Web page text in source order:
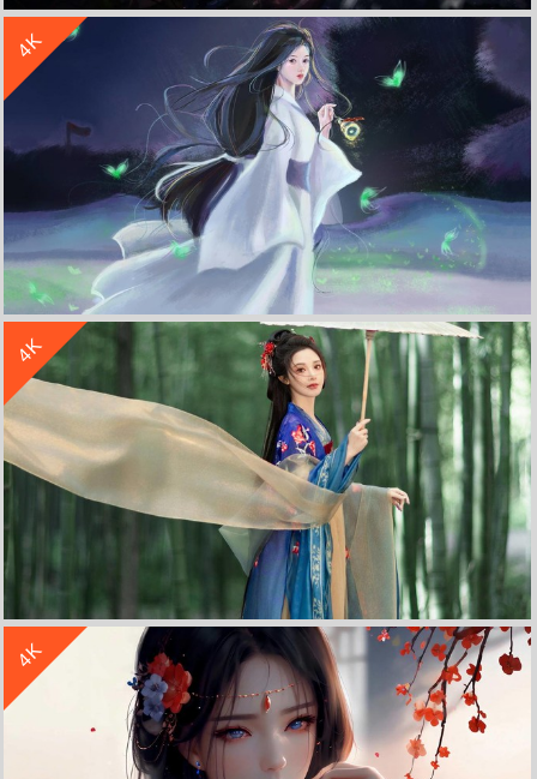
剑网3 女孩 水底 荷花 笼子 3D 4K高清游戏壁纸
4K
巴图BaTu 古装女孩 唯美 古风 蝴蝶 4k 动漫 壁纸
4K
彭小苒 古风 竹林 4k高清 唯美壁纸
立 即 下 载
收 藏
4K
立 即 下 载
收 藏